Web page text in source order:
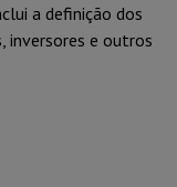
a definição dos
inversores e outros